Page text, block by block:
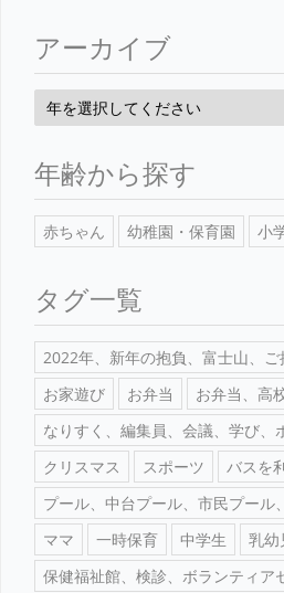
アーカイブ
年齢から探す
赤ちゃん 幼稚園・保育園 小
タグ一覧
2022年、新年の抱負、富士山、ご
お家遊び
お弁当
お弁当、高
なりすく、編集員、会議、学び、
クリスマス
スポーツ
バスを
プール、中台プール、市民プール
ママ
一時保育 中学生
乳幼
保健福祉館、検診、ボランティア